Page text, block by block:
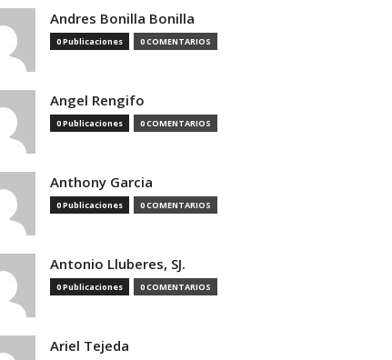
Andres Bonilla Bonilla
0 Publicaciones 0 COMENTARIOS
Angel Rengifo
0 Publicaciones 0 COMENTARIOS
Anthony Garcia
0 Publicaciones 0 COMENTARIOS
Antonio Lluberes, SJ.
0 Publicaciones 0 COMENTARIOS
Ariel Tejeda